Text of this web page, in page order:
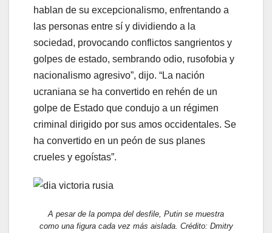
hablan de su excepcionalismo, enfrentando a
las personas entre sí y dividiendo a la
sociedad, provocando conflictos sangrientos y
golpes de estado, sembrando odio, rusofobia y
nacionalismo agresivo”, dijo. “La nación
ucraniana se ha convertido en rehén de un
golpe de Estado que condujo a un régimen
criminal dirigido por sus amos occidentales. Se
ha convertido en un peón de sus planes
crueles y egoístas”.
A pesar de la pompa del desfile, Putin se muestra
como una figura cada vez más aislada. Crédito: Dmitry